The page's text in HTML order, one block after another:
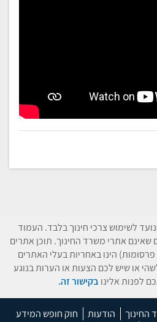
לשימוש צרכי חינוך בלבד. העמוד
שאינם אתרי משרד החינוך. תוכן אתרים
הינו באחריות בעלי האתרים
או שיש לכם הצעות או הערות בנוגע
לפנות אלינו בקישור זה.
החינוך הודעות
חוק חופש המידע